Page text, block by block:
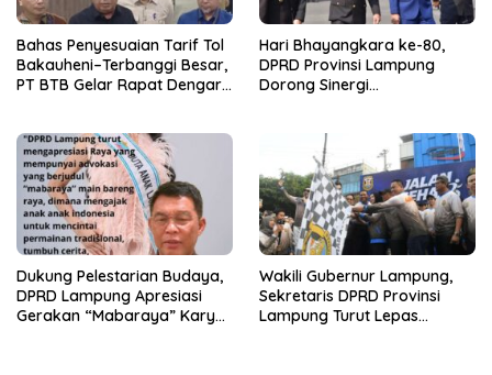
Bahas Penyesuaian Tarif Tol
Bakauheni–Terbanggi Besar,
PT BTB Gelar Rapat Dengar
Hari Bhayangkara ke-80,
DPRD Provinsi Lampung
Dorong Sinergi
Dukung Pelestarian Budaya,
DPRD Lampung Apresiasi
Gerakan “Mabaraya” Karya
Wakili Gubernur Lampung,
Sekretaris DPRD Provinsi
Lampung Turut Lepas